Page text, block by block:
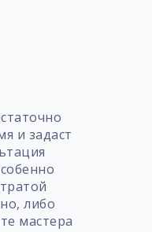
и задаст
либо
мастера